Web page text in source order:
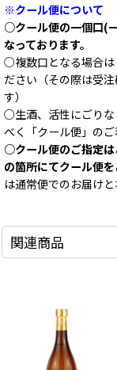
※クール便について
○クール便の一個口(
なっております。
○複数口となる場合は
ださい（その際は受
す）
○生酒、活性にごりな
べく「クール便」のご
○クール便のご指定は
の箇所にてクール便
は通常便でのお届け
関連商品